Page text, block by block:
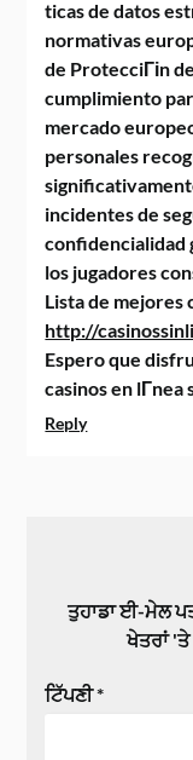
ticas de datos
normativas
de ProtecciГіn
cumplimiento
mercado
personales
incidentes de
confidencialidad
los jugadores
Lista de mejores
http://
Espero que
casinos en lГ­nea
Reply
ਤੁਹਾਡਾ ਈ-ਮੇਲ
ਖੇਤਰਾਂ 'ਤੇ
ਟਿੱਪਣੀ*